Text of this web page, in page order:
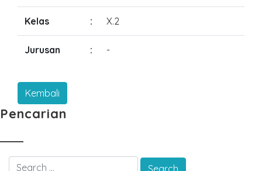
Kelas : X.2
Jurusan : -
Pencarian